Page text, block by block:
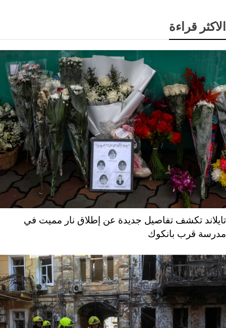
الاكثر قراءة
تايلاند تكشف تفاصيل جديدة عن إطلاق نار مميت في
مدرسة قرب بانكوك